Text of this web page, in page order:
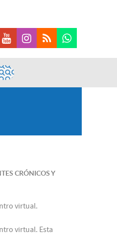
CRÓNICOS Y
virtual.
virtual. Esta